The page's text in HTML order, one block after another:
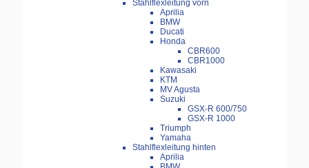
Stahlflexleitung vorn
Aprilia
BMW
Ducati
Honda
CBR600
CBR1000
Kawasaki
KTM
MV Agusta
Suzuki
GSX-R 600/750
GSX-R 1000
Triumph
Yamaha
Stahlflexleitung hinten
Aprilia